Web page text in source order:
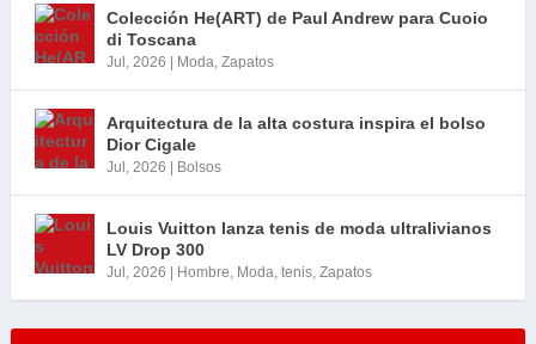
Colección He(ART) de Paul Andrew para Cuoio
di Toscana
Jul, 2026 Moda, Zapatos
Arquitectura de la alta costura inspira el bolso
Dior Cigale
Jul, 2026 Bolsos
Louis Vuitton lanza tenis de moda ultralivianos
LV Drop 300
Jul, 2026 Hombre, Moda, tenis, Zapatos